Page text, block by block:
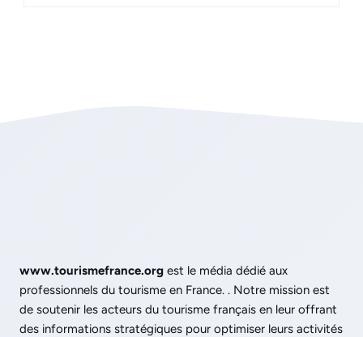
www.tourismefrance.org est le média dédié aux
professionnels du tourisme en France. . Notre mission est
de soutenir les acteurs du tourisme français en leur offrant
des informations stratégiques pour optimiser leurs activités